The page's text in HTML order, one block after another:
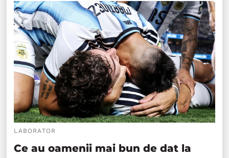
LABORATOR
Ce au oamenii mai bun de dat la